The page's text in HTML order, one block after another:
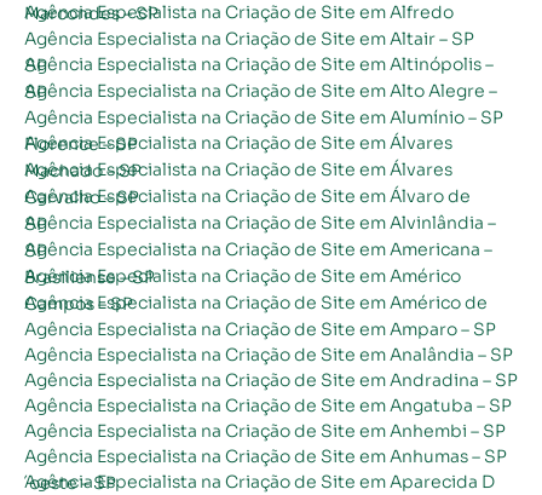
Agência Especialista na Criação de Site em Alfredo Marcondes – SP
Agência Especialista na Criação de Site em Altair – SP
Agência Especialista na Criação de Site em Altinópolis – SP
Agência Especialista na Criação de Site em Alto Alegre – SP
Agência Especialista na Criação de Site em Alumínio – SP
Agência Especialista na Criação de Site em Álvares Florence – SP
Agência Especialista na Criação de Site em Álvares Machado – SP
Agência Especialista na Criação de Site em Álvaro de Carvalho – SP
Agência Especialista na Criação de Site em Alvinlândia – SP
Agência Especialista na Criação de Site em Americana – SP
Agência Especialista na Criação de Site em Américo Brasiliense – SP
Agência Especialista na Criação de Site em Américo de Campos – SP
Agência Especialista na Criação de Site em Amparo – SP
Agência Especialista na Criação de Site em Analândia – SP
Agência Especialista na Criação de Site em Andradina – SP
Agência Especialista na Criação de Site em Angatuba – SP
Agência Especialista na Criação de Site em Anhembi – SP
Agência Especialista na Criação de Site em Anhumas – SP
Agência Especialista na Criação de Site em Aparecida D´oeste – SP